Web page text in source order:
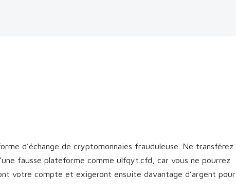
d’échange de cryptomonnaies frauduleuse. Ne transférez
fausse plateforme comme ulfqyt.cfd, car vous ne pourrez
votre compte et exigeront ensuite davantage d’argent pour